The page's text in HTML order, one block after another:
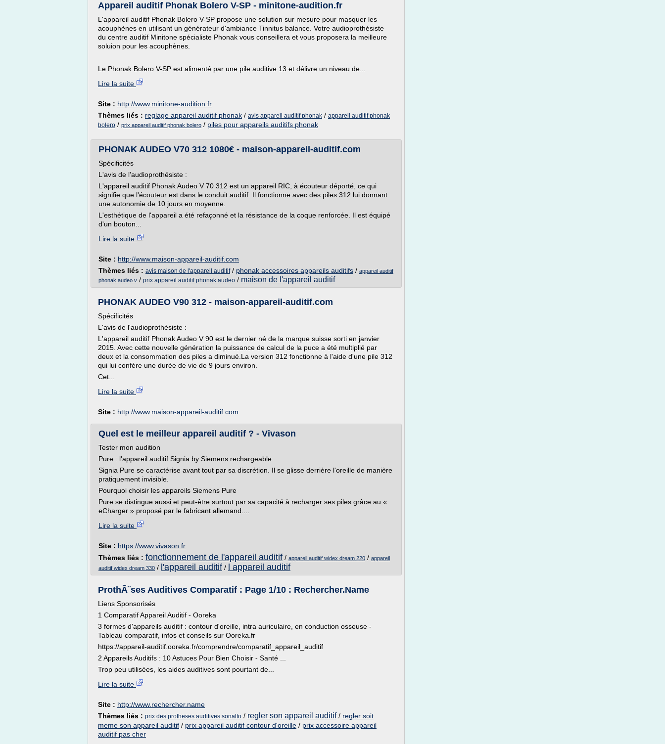
Appareil auditif Phonak Bolero V-SP - minitone-audition.fr
L'appareil auditif Phonak Bolero V-SP propose une solution sur mesure pour masquer les
acouphènes en utilisant un générateur d'ambiance Tinnitus balance. Votre audioprothésiste
du centre auditif Minitone spécialiste Phonak vous conseillera et vous proposera la meilleure
soluion pour les acouphènes.
Le Phonak Bolero V-SP est alimenté par une pile auditive 13 et délivre un niveau de...
Lire la suite
Site : http://www.minitone-audition.fr
Thèmes liés : reglage appareil auditif phonak / avis appareil auditif phonak / appareil auditif phonak
bolero / prix appareil auditif phonak bolero / piles pour appareils auditifs phonak
PHONAK AUDEO V70 312 1080€ - maison-appareil-auditif.com
Spécificités
L'avis de l'audioprothésiste :
L'appareil auditif Phonak Audeo V 70 312 est un appareil RIC, à écouteur déporté, ce qui
signifie que l'écouteur est dans le conduit auditif. Il fonctionne avec des piles 312 lui donnant
une autonomie de 10 jours en moyenne.
L'esthétique de l'appareil a été refaçonné et la résistance de la coque renforcée. Il est équipé
d'un bouton...
Lire la suite
Site : http://www.maison-appareil-auditif.com
Thèmes liés : avis maison de l'appareil auditif/ phonak accessoires appareils auditifs / appareil auditif
phonak audeo v / prix appareil auditif phonak audeo / maison de l'appareil auditif
PHONAK AUDEO V90 312 - maison-appareil-auditif.com
Spécificités
L'avis de l'audioprothésiste :
L'appareil auditif Phonak Audeo V 90 est le dernier né de la marque suisse sorti en janvier
2015. Avec cette nouvelle génération la puissance de calcul de la puce a été multiplié par
deux et la consommation des piles a diminué.La version 312 fonctionne à l'aide d'une pile 312
qui lui confère une durée de vie de 9 jours environ.
Cet...
Lire la suite
Site : http://www.maison-appareil-auditif.com
Quel est le meilleur appareil auditif ? - Vivason
Tester mon audition
Pure : l'appareil auditif Signia by Siemens rechargeable
Signia Pure se caractérise avant tout par sa discrétion. Il se glisse derrière l'oreille de manière
pratiquement invisible.
Pourquoi choisir les appareils Siemens Pure
Pure se distingue aussi et peut-être surtout par sa capacité à recharger ses piles grâce au «
eCharger » proposé par le fabricant allemand....
Lire la suite
Site : https://www.vivason.fr
Thèmes liés : fonctionnement de l'appareil auditif / appareil auditif widex dream 220 / appareil
auditif widex dream 330 / l'appareil auditif / l appareil auditif
ProthÃ¨ses Auditives Comparatif : Page 1/10 : Rechercher.Name
Liens Sponsorisés
1 Comparatif Appareil Auditif - Ooreka
3 formes d'appareils auditif : contour d'oreille, intra auriculaire, en conduction osseuse -
Tableau comparatif, infos et conseils sur Ooreka.fr
https://appareil-auditif.ooreka.fr/comprendre/comparatif_appareil_auditif
2 Appareils Auditifs : 10 Astuces Pour Bien Choisir - Santé ...
Trop peu utilisées, les aides auditives sont pourtant de...
Lire la suite
Site : http://www.rechercher.name
Thèmes liés : prix des protheses auditives sonalto / regler son appareil auditif/ regler soit
meme son appareil auditif / prix appareil auditif contour d'oreille / prix accessoire appareil
auditif pas cher